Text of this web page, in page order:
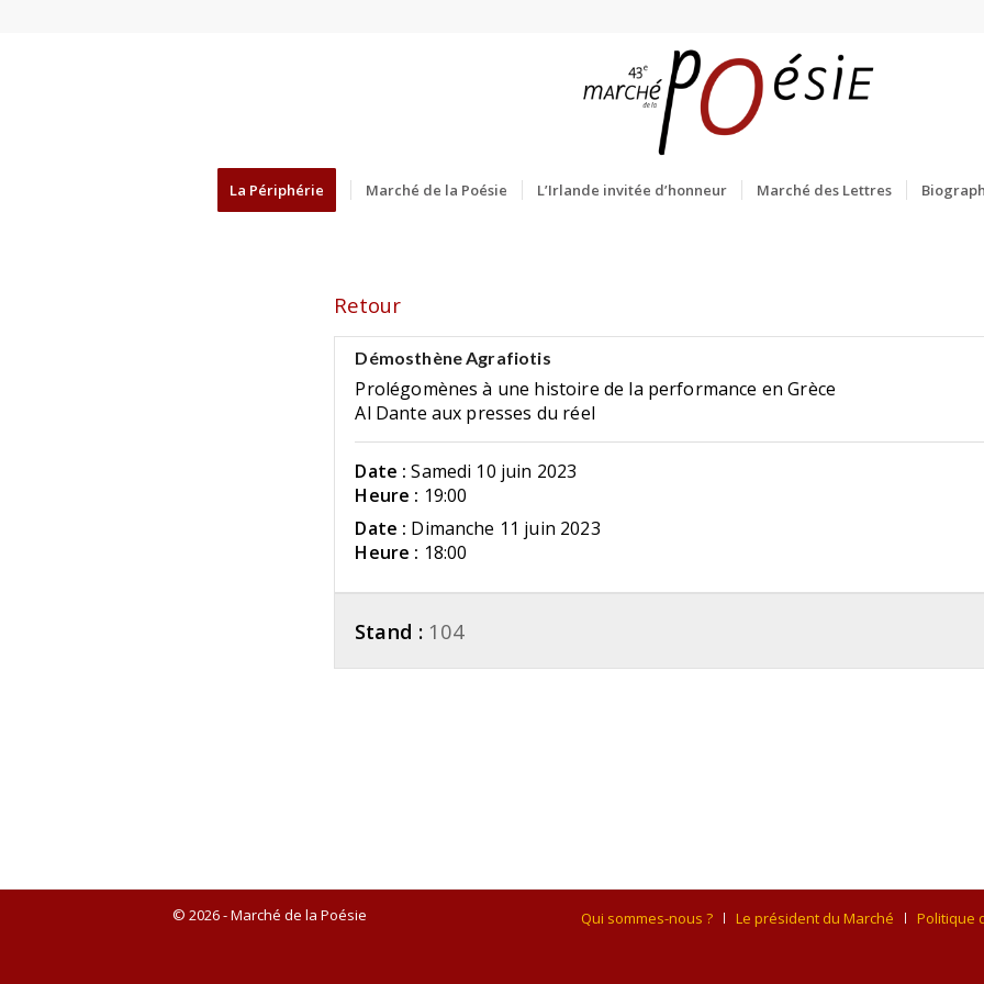
La Périphérie Marché de la Poésie L’Irlande invitée d’honneur Marché des Lettres
Retour
Démosthène Agrafiotis
Prolégomènes à une histoire de la performance en Grèce
Al Dante aux presses du réel
Date : Samedi 10 juin 2023
Heure : 19:00
Date : Dimanche 11 juin 2023
Heure : 18:00
Stand : 104
© 2026 - Marché de la Poésie Qui sommes-nous ? Le président du Marché Politique